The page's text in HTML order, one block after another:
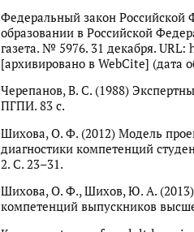
Федеральный закон Российской
образовании в Российской
газета. № 5976. 31 декабря.
[архивировано в WebCite] (дата
Черепанов, В. С. (1988)
ПГПИ. 83 c.
Шихова, О. Ф. (2012) Модель
диагностики компетенций
2. С. 23–31.
Шихова, О. Ф., Шихов, Ю. А. (2013)
компетенций выпускников